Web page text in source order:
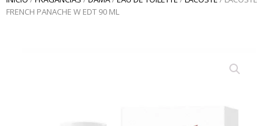
FRENCH PANACHE W EDT 90 ML